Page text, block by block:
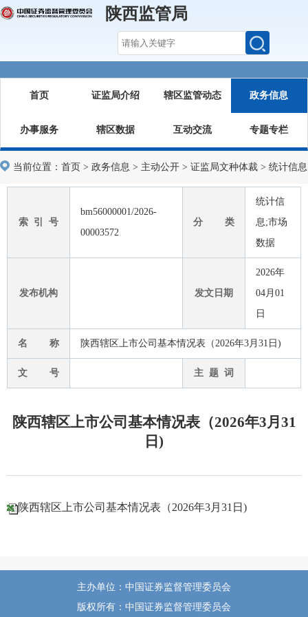
陕西监管局
首页 证监局介绍 辖区监管动态 政务信息
办事服务 辖区数据 互动交流 专题专栏
当前位置： 首页 > 政务信息 > 主动公开 > 证监局文种体裁 > 统计信息
索 引 号
bm56000001/2026-
00003572
分 类
统计信
息;市场
数据
发布机构 发文日期
2026年
04月01
日
名 称 陕西辖区上市公司基本情况表（2026年3月31日)
文 号 主 题 词
陕西辖区上市公司基本情况表（2026年3月31
日)
陕西辖区上市公司基本情况表（2026年3月31日)
主办单位：中国证券监督管理委员会
版权所有：中国证券监督管理委员会